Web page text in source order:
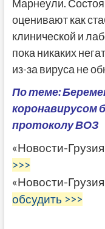
Марнеули.
оценивают как
клинической и
пока никаких
из-за вируса не
По теме:
коронавирусом
протоколу ВОЗ
«Новости-
>>>
«Новости-
обсудить >>>